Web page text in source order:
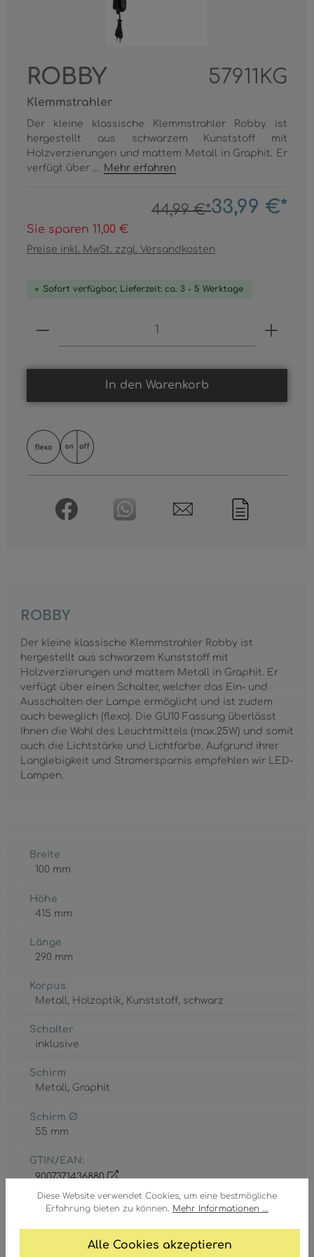
Diese Website verwendet Cookies, um eine bestmögliche
Erfahrung bieten zu können. Mehr Informationen ...
Alle Cookies akzeptieren
ROBBY 57911KG
Klemmstrahler
Der kleine klassische Klemmstrahler Robby ist
hergestellt aus schwarzem Kunststoff mit
Holzverzierungen und mattem Metall in Graphit. Er
verfügt über ...
Mehr erfahren
44,99 €*33,99 €*
Sie sparen 11,00 €
Preise inkl. MwSt. zzgl. Versandkosten
Sofort verfügbar, Lieferzeit: ca. 3 - 5 Werktage
Produkt Anzahl: Gib den
In den Warenkorb
ROBBY
Der kleine klassische Klemmstrahler Robby ist
hergestellt aus schwarzem Kunststoff mit
Holzverzierungen und mattem Metall in Graphit. Er
verfügt über einen Schalter, welcher das Ein- und
Ausschalten der Lampe ermöglicht und ist zudem
auch beweglich (flexo). Die GU10 Fassung überlässt
Ihnen die Wahl des Leuchtmittels (max.25W) und somit
auch die Lichtstärke und Lichtfarbe. Aufgrund ihrer
Langlebigkeit und Stromersparnis empfehlen wir LED-
Lampen.
Breite
100 mm
Höhe
415 mm
Länge
290 mm
Korpus
Metall , Holzoptik, Kunststoff, schwarz
Schalter
inklusive
Schirm
Metall, Graphit
Schirm Ø
55 mm
GTIN/EAN:
9007371436880